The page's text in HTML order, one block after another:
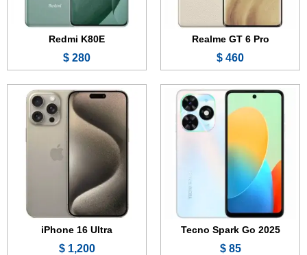
Realme GT 6 Pro
460 $
Redmi K80E
280 $
Tecno Spark Go 2025
85 $
عرض الموصفات ←
iPhone 16 Ultra
1,200 $
عرض الموصفات ←
الشاشة:6.7 بوصة - PLS LCD
الذاكرة الداخلية:
4 أو 6 جيجابايت
الكاميرا:50 + 2 + 2 ميجابكسل
المعالج:
Snapdragon 680 4G
البطارية والشحن السريع:
5000 مللي أمبير - 25 واط
عرض الموصفات ←
الشاشة:6.79 بوصة - 90 هرتز - IPS LCD
الذاكرة:
الرام:4 أو 6 جيجابايت
الكاميرا:
المعالج:
البطارية:5000 مللي أمبير - 18 واط
عرض الموصفات ←